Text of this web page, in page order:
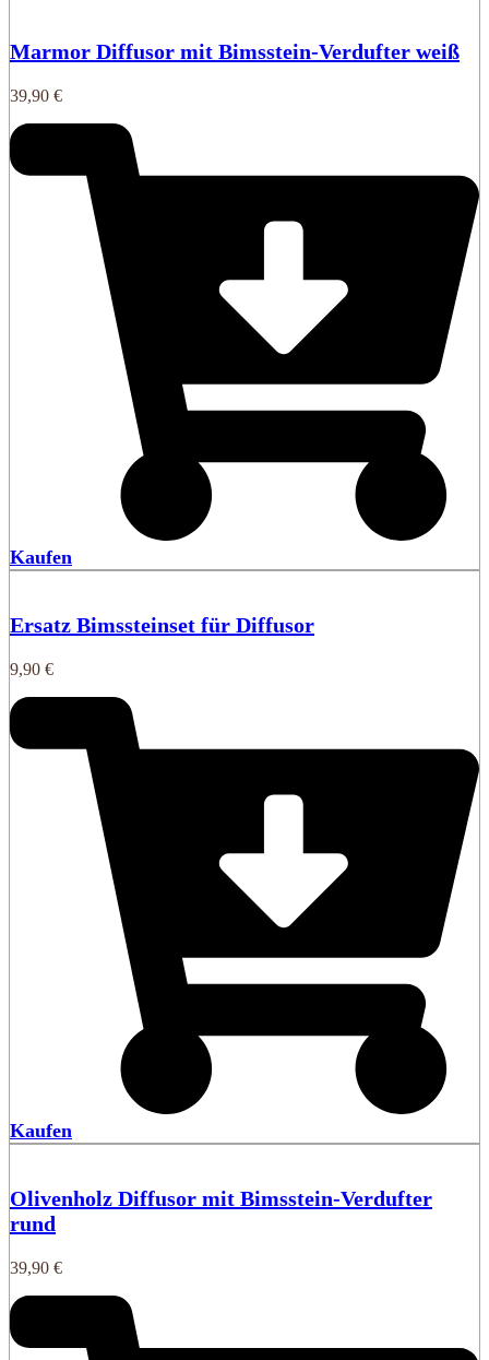
Marmor Diffusor mit Bimsstein-Verdufter weiß
39,90 €
Kaufen
Ersatz Bimssteinset für Diffusor
9,90 €
Kaufen
Olivenholz Diffusor mit Bimsstein-Verdufter
rund
39,90 €